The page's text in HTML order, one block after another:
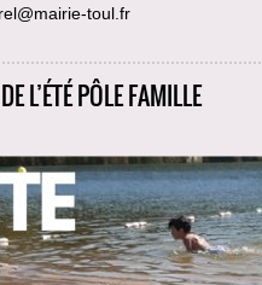
toul.fr
L’ÉTÉ PÔLE FAMILLE